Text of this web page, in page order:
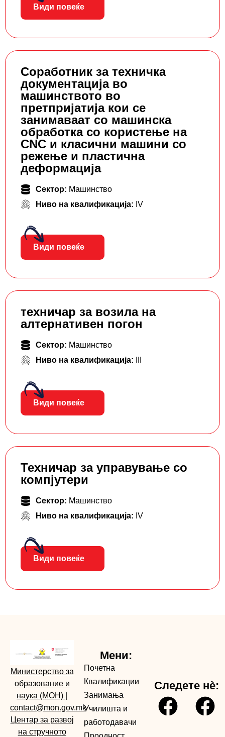
Види повеќе
Соработник за техничка
документација во
машинството во
претпријатија кои се
занимаваат со машинска
обработка со користење на
CNC и класични машини со
режење и пластична
деформација
Сектор: Машинство
Ниво на квалификација: IV
Види повеќе
техничар за возила на
алтернативен погон
Сектор: Машинство
Ниво на квалификација:
Види повеќе
Техничар за управување со
компјутери
Сектор: Машинство
Ниво на квалификација: IV
Види повеќе
Министерство за
образование и
наука (МОН)
contact@mon.gov.mk
Центар за развој
на стручното
Мени:
Почетна
Квалификации
Занимања
Училишта и
работодавачи
Следете нè: